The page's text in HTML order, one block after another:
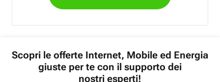
Scopri le offerte Internet, Mobile ed Energia
giuste per te con il supporto dei
nostri esperti!